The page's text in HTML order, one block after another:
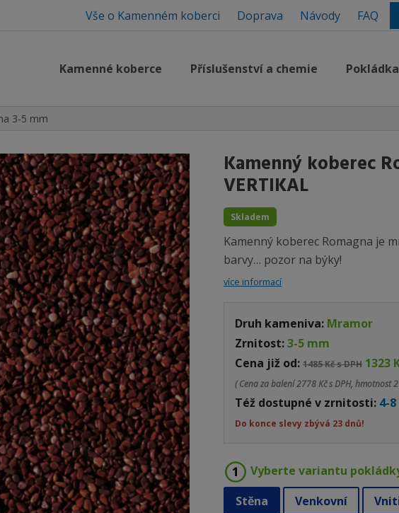
Vše o Kamenném koberci Doprava Návody FAQ
Kamenné koberce Příslušenství a chemie
3-5 mm
Kamenný koberec
VERTIKAL
Skladem
Kamenný koberec Romagna je
barvy… pozor na býky!
více informací
Druh kameniva: Mramor
Zrnitost:3-5 mm
Cena již od: 1485 Kč s DPH 1323
( Cena za balení2778 Kč s DPH, hmotnost
Též dostupné v zrnitosti: 4-
Do konce slevy zbývá 23 dnů!
Vyberte variantu
Stěna
Venkovní